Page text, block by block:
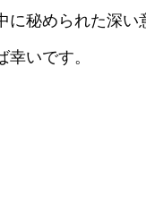
に秘められた深い
いです。